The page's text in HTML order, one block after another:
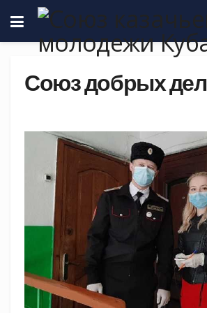
Союз добрых дел